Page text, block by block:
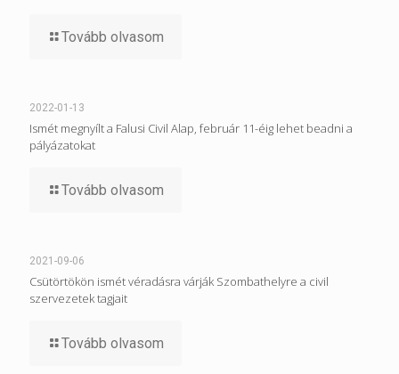
Tovább olvasom
2022-01-13
Ismét megnyílt a Falusi Civil Alap, február 11-éig lehet beadni a
pályázatokat
Tovább olvasom
2021-09-06
Csütörtökön ismét véradásra várják Szombathelyre a civil
szervezetek tagjait
Tovább olvasom